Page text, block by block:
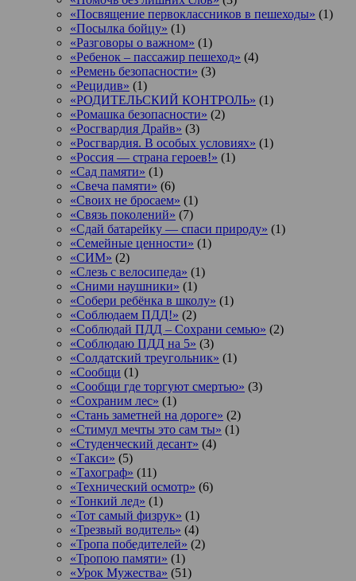
«Посвящение первоклассников в пешеходы» (1)
«Посылка бойцу» (1)
«Разговоры о важном» (1)
«Ребенок – пассажир пешеход» (4)
«Ремень безопасности» (3)
«Рецидив» (1)
«РОДИТЕЛЬСКИЙ КОНТРОЛЬ» (1)
«Ромашка безопасности» (2)
«Росгвардия Драйв» (3)
«Росгвардия. В особых условиях» (1)
«Россия — страна героев!» (1)
«Сад памяти» (1)
«Свеча памяти» (6)
«Своих не бросаем» (1)
«Связь поколений» (7)
«Сдай батарейку — спаси природу» (1)
«Семейные ценности» (1)
«СИМ» (2)
«Слезь с велосипеда» (1)
«Сними наушники» (1)
«Собери ребёнка в школу» (1)
«Соблюдаем ПДД!» (2)
«Соблюдай ПДД – Сохрани семью» (2)
«Соблюдаю ПДД на 5» (3)
«Солдатский треугольник» (1)
«Сообщи (1)
«Сообщи где торгуют смертью» (3)
«Сохраним лес» (1)
«Стань заметней на дороге» (2)
«Стимул мечты это сам ты» (1)
«Студенческий десант» (4)
«Такси» (5)
«Тахограф» (11)
«Технический осмотр» (6)
«Тонкий лед» (1)
«Тот самый физрук» (1)
«Трезвый водитель» (4)
«Тропа победителей» (2)
«Тропою памяти» (1)
«Урок Мужества» (51)